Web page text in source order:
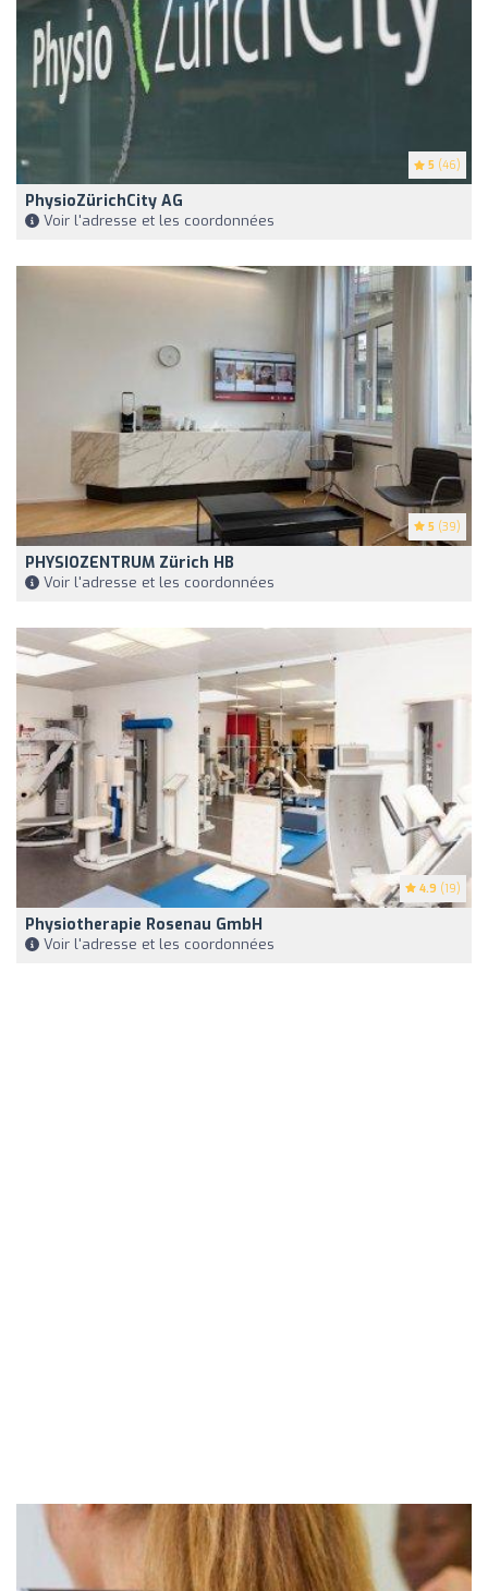
5 (46)
PhysioZürichCity AG
Voir l'adresse et les coordonnées
5 (39)
PHYSIOZENTRUM Zürich HB
Voir l'adresse et les coordonnées
4.9 (19)
Physiotherapie Rosenau GmbH
Voir l'adresse et les coordonnées